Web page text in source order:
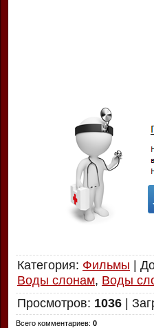
Категория: Фильмы |
Воды слонам, Воды
Просмотров: 1036 |
Всего комментариев: 0